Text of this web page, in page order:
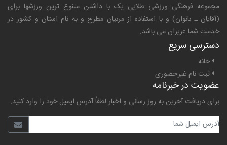
مجموعه فرهنگی ورزشی طلایی یک با داشتن متنوع ترین ورزشها برای
(آقایان ـ بانوان) و با استفاده از مربیان مطرح و به نام استان و کشور در
خدمت شما عزیزان می باشد.
دسترسی سریع
خانه
ثبت نام غیرحضوری
عضویت در خبرنامه
برای دریافت آخرین به روز رسانی و اخبار لطفاً آدرس ایمیل خود را وارد کنید.